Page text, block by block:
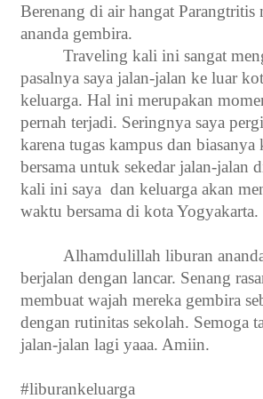
Berenang di air hangat Parangtritis
ananda gembira.
Traveling kali ini sangat
pasalnya saya jalan-jalan ke luar
keluarga. Hal ini merupakan
pernah terjadi. Seringnya saya
karena tugas kampus dan biasanya
bersama untuk sekedar jalan-jalan
kali ini saya dan keluarga akan
waktu bersama di kota Yogyakarta.
Alhamdulillah liburan
berjalan dengan lancar. Senang
membuat wajah mereka gembira
dengan rutinitas sekolah. Semoga
jalan-jalan lagi yaaa. Amiin.
#liburankeluarga